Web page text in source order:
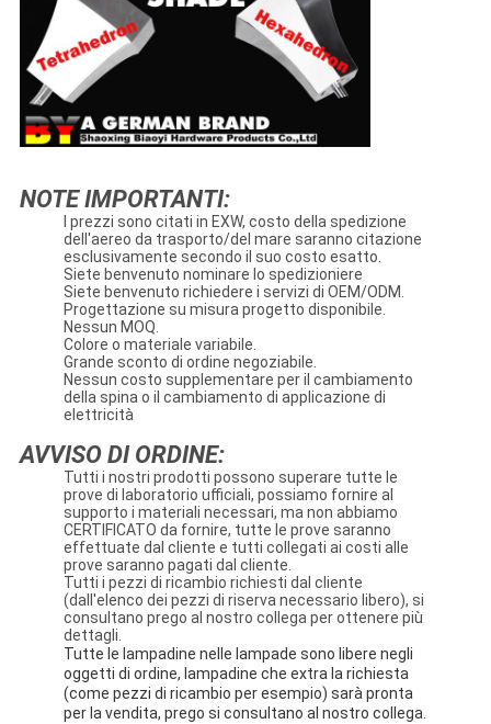
NOTE IMPORTANTI:
I prezzi sono citati in EXW, costo della spedizione
dell'aereo da trasporto/del mare saranno citazione
esclusivamente secondo il suo costo esatto.
Siete benvenuto nominare lo spedizioniere
Siete benvenuto richiedere i servizi di OEM/ODM.
Progettazione su misura progetto disponibile.
Nessun MOQ.
Colore o materiale variabile.
Grande sconto di ordine negoziabile.
Nessun costo supplementare per il cambiamento
della spina o il cambiamento di applicazione di
elettricità
AVVISO DI ORDINE:
Tutti i nostri prodotti possono superare tutte le
prove di laboratorio ufficiali, possiamo fornire al
supporto i materiali necessari, ma non abbiamo
CERTIFICATO da fornire, tutte le prove saranno
effettuate dal cliente e tutti collegati ai costi alle
prove saranno pagati dal cliente.
Tutti i pezzi di ricambio richiesti dal cliente
(dall'elenco dei pezzi di riserva necessario libero), si
consultano prego al nostro collega per ottenere più
dettagli.
Tutte le lampadine nelle lampade sono libere negli
oggetti di ordine, lampadine che extra la richiesta
(come pezzi di ricambio per esempio) sarà pronta
per la vendita, prego si consultano al nostro collega.